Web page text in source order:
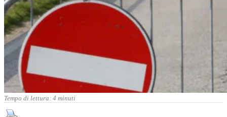
Tempo di lettura: 4 minuti